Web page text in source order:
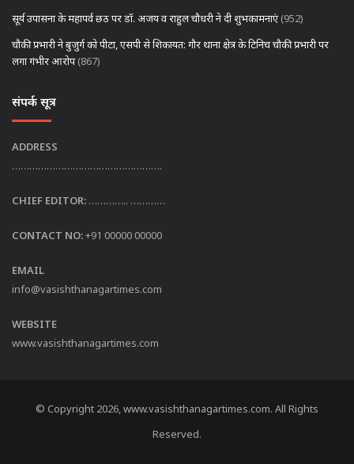
सूर्य उपासना के महापर्व छठ पर डॉ. अजय व राहुल चौधरी ने दी शुभकामनाएं (952)
चौकी प्रभारी ने बुजुर्ग को पीटा, एसपी से शिकायत: गौर थाना क्षेत्र के टिनिच चौकी प्रभारी पर
लगा गंभीर आरोप (867)
संपर्क सूत्र
ADDRESS
…………………………………………….
CHIEF EDITOR: ………….. …………
CONTACT NO:+91 00000 00000
EMAIL
info@vasishthanagartimes.com
WEBSITE
www.vasishthanagartimes.com
© Copyright 2026, www.vasishthanagartimes.com. All Rights
Reserved.